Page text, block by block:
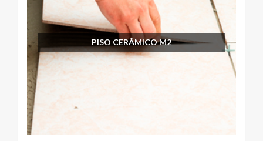
PISO CERÂMICO M2